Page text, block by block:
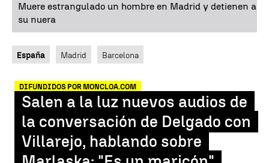
Muere estrangulado un hombre en Madrid y detienen a
su nuera
España Madrid Barcelona
DIFUNDIDOS POR MONCLOA.COM
Salen a la luz nuevos audios de
la conversación de Delgado con
Villarejo, hablando sobre